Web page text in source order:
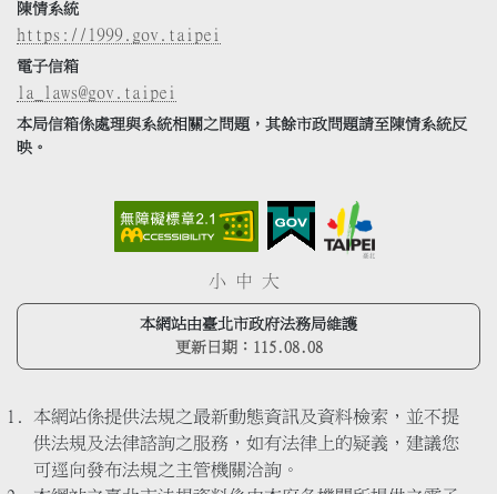
陳情系統
https://1999.gov.taipei
電子信箱
la_laws@gov.taipei
本局信箱係處理與系統相關之問題，其餘市政問題請至陳情系統反
映。
小 中 大
本網站由臺北市政府法務局維護
更新日期： 115.08.08
本網站係提供法規之最新動態資訊及資料檢索，並不提
供法規及法律諮詢之服務，如有法律上的疑義，建議您
可逕向發布法規之主管機關洽詢。